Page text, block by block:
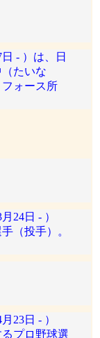
- ）は、日
たいな
ォース所
24日 - ）
（投手）。
23日 - ）
プロ野球選